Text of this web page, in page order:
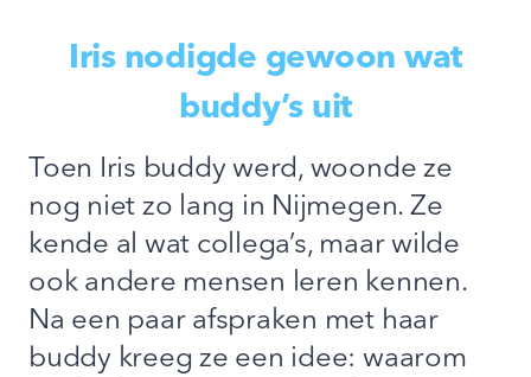
Iris nodigde gewoon wat
buddy’s uit
Toen Iris buddy werd, woonde ze
nog niet zo lang in Nijmegen. Ze
kende al wat collega’s, maar wilde
ook andere mensen leren kennen.
Na een paar afspraken met haar
buddy kreeg ze een idee: waarom